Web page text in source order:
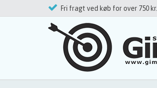
Fri fragt ved køb for over 750 kr.